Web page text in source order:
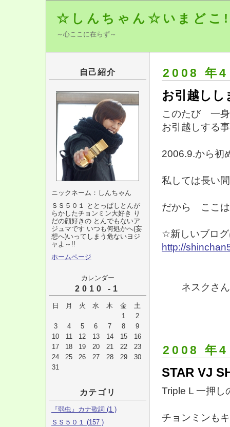
☆しんちゃん☆いまどこ
～心ここに在らず～
自己紹介
ニックネーム：しんちゃん
ＳＳ５０１ ととっぱしとんが
らかしたチョンミン大好き り
だの顔好きの とんでもないア
ジュマです いつも何処かへ(妄
想へ)いってしまう危ないヨジ
ャよ～!!
ホームページ
カレンダー
2010 -1
日 月 火 水 木 金
土
1
2
3
4 5 6 7 8
9
10
11 12 13 14 15
16
17
18 19 20 21 22
23
24
25 26 27 28 29
30
31
カテゴリ
『弱虫』カナ歌詞 (1 )
ＳＳ５０１ (157 )
2008 年
お引越し
このたび 一
お引越しする
2006.9.から初
私しては長い
だから ここ
☆新しいブロ
http://
ネスクさ
2008 年
STAR VJ
Triple L 一押
チョンミンも